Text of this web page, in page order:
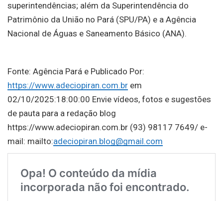
superintendências; além da Superintendência do
Patrimônio da União no Pará (SPU/PA) e a Agência
Nacional de Águas e Saneamento Básico (ANA).
Fonte: Agência Pará e Publicado Por:
https://www.adeciopiran.com.br em
02/10/2025:18:00:00 Envie vídeos, fotos e sugestões
de pauta para a redação blog
https://www.adeciopiran.com.br (93) 98117 7649/ e-
mail: mailto:adeciopiran.blog@gmail.com